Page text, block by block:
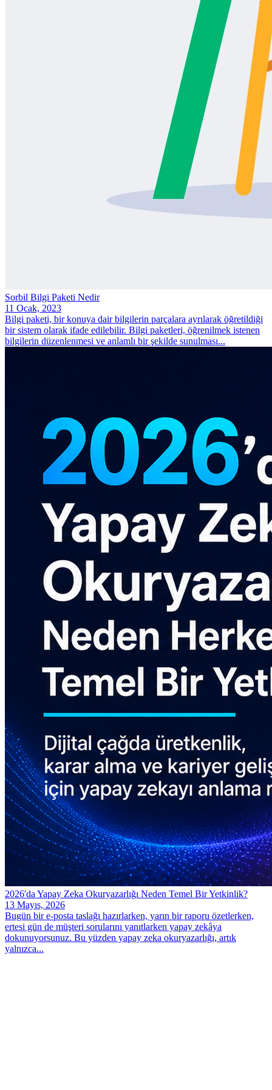
Sorbil Bilgi Paketi Nedir
11 Ocak, 2023
Bilgi paketi, bir konuya dair bilgilerin parçalara ayrılarak öğretildiği
bir sistem olarak ifade edilebilir. Bilgi paketleri, öğrenilmek istenen
bilgilerin düzenlenmesi ve anlamlı bir şekilde sunulması...
2026'da Yapay Zeka Okuryazarlığı Neden Temel Bir Yetkinlik?
13 Mayıs, 2026
Bugün bir e-posta taslağı hazırlarken, yarın bir raporu özetlerken,
ertesi gün de müşteri sorularını yanıtlarken yapay zekâya
dokunuyorsunuz. Bu yüzden yapay zeka okuryazarlığı, artık
yalnızca...